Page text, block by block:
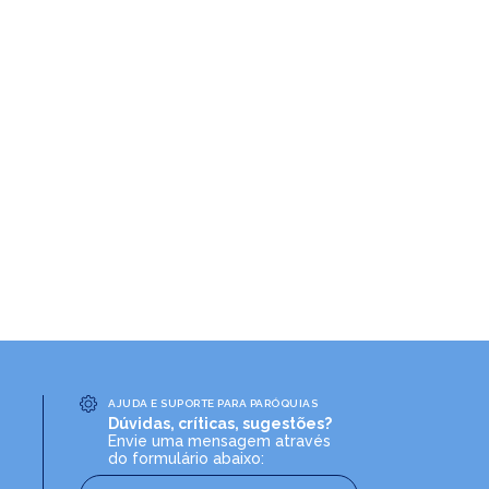
AJUDA E SUPORTE PARA PARÓQUIAS
Dúvidas, críticas, sugestões?
Envie uma mensagem através
do formulário abaixo: